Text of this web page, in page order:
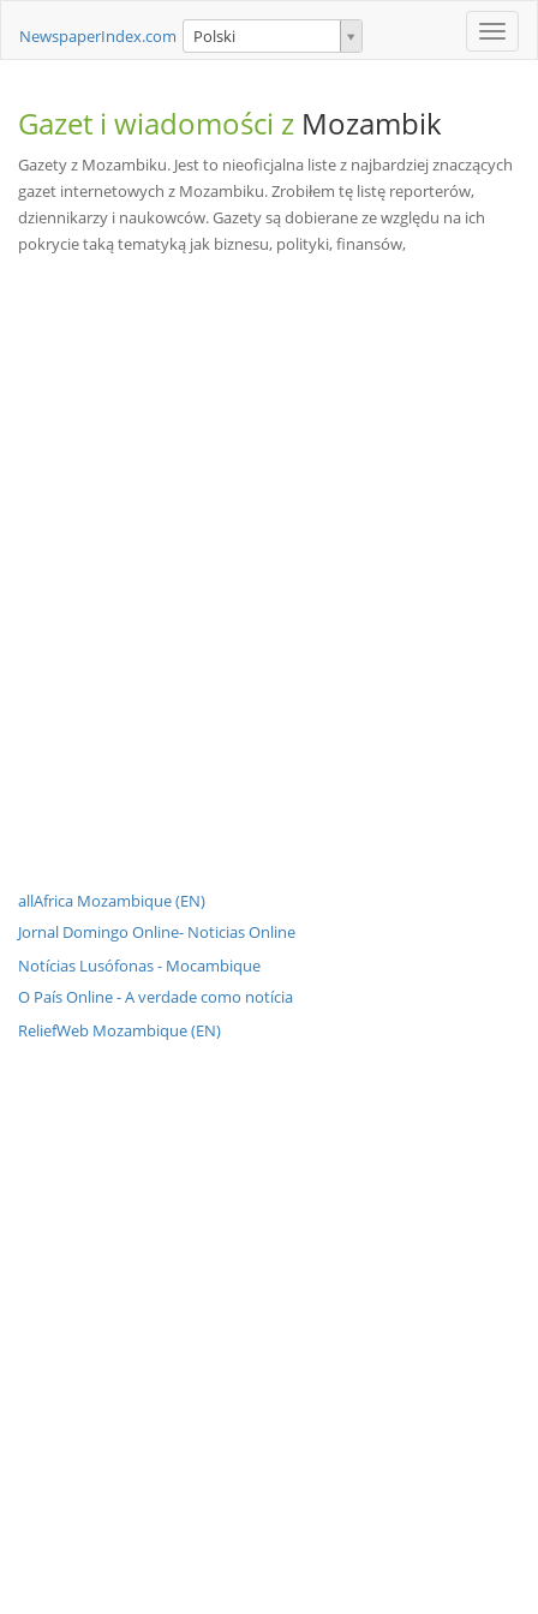
Toggle
NewspaperIndex.com Polski
Gazet i wiadomości z Mozambik
Gazety z Mozambiku. Jest to nieoficjalna liste z najbardziej znaczących
gazet internetowych z Mozambiku. Zrobiłem tę listę reporterów,
dziennikarzy i naukowców. Gazety są dobierane ze względu na ich
pokrycie taką tematyką jak biznesu, polityki, finansów,
allAfrica Mozambique (EN)
Jornal Domingo Online- Noticias Online
Notícias Lusófonas - Mocambique
O País Online - A verdade como notícia
ReliefWeb Mozambique (EN)